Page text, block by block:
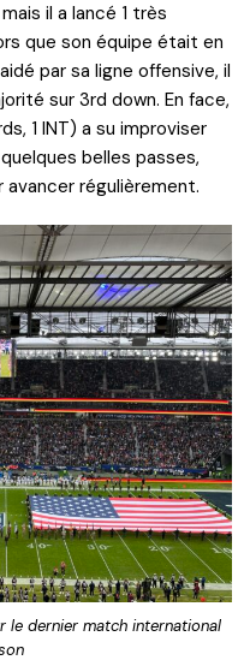
il a lancé 1 très
que son équipe était en
par sa ligne offensive, il
sur 3rd down. En face,
1 INT) a su improviser
belles passes,
avancer régulièrement.
le dernier match international